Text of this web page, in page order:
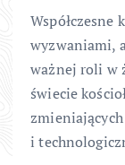
Współczesne
wyzwaniami,
ważnej roli w
świecie
i